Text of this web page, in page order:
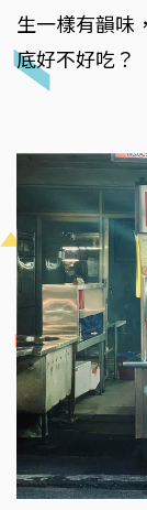
生一樣有韻味
底好不好吃？